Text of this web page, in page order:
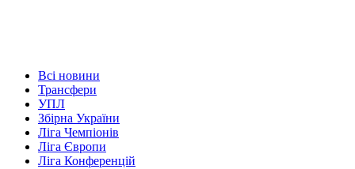
Всі новини
Трансфери
УПЛ
Збірна України
Ліга Чемпіонів
Ліга Європи
Ліга Конференцій